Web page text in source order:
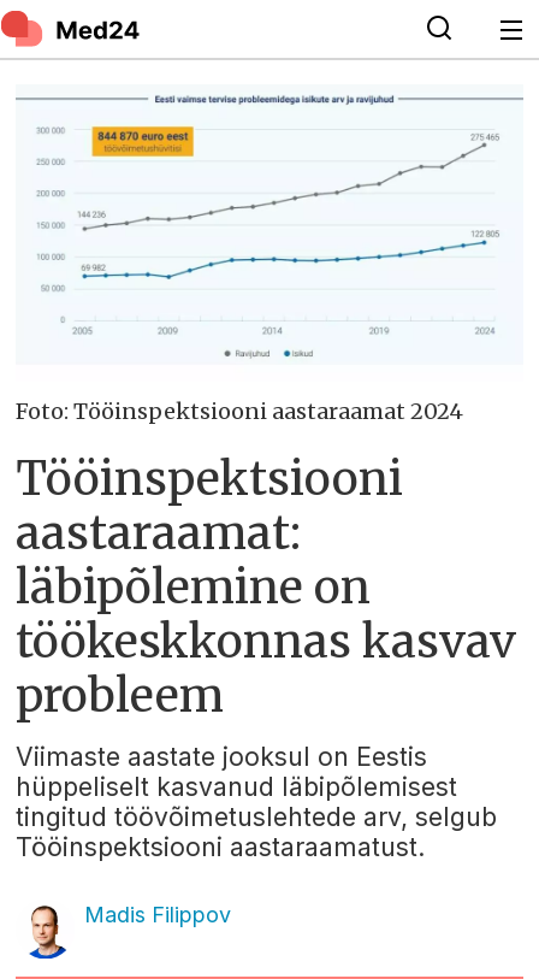
Foto: Tööinspektsiooni aastaraamat 2024
Tööinspektsiooni
aastaraamat:
läbipõlemine on
töökeskkonnas kasvav
probleem
Viimaste aastate jooksul on Eestis
hüppeliselt kasvanud läbipõlemisest
tingitud töövõimetuslehtede arv, selgub
Tööinspektsiooni aastaraamatust.
Madis Filippov